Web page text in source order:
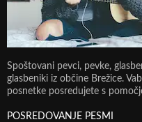
Spoštovani pevci, pevke,
glasbeniki iz občine Brežice.
posnetke posredujete s
POSREDOVANJE PESMI